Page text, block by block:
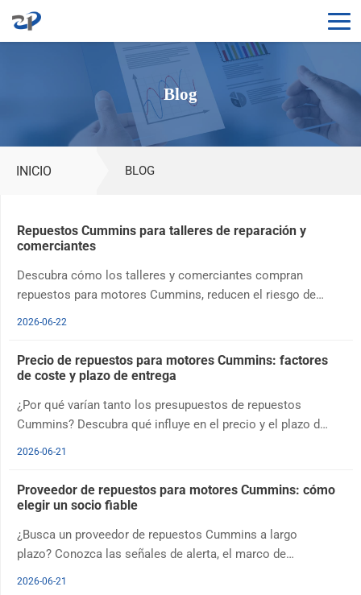
Blog
INICIO BLOG
Repuestos Cummins para talleres de reparación y
comerciantes
Descubra cómo los talleres y comerciantes compran
repuestos para motores Cummins, reducen el riesgo de
2026-06-22
Precio de repuestos para motores Cummins: factores
de coste y plazo de entrega
¿Por qué varían tanto los presupuestos de repuestos
Cummins? Descubra qué influye en el precio y el plazo de
2026-06-21
Proveedor de repuestos para motores Cummins: cómo
elegir un socio fiable
¿Busca un proveedor de repuestos Cummins a largo
plazo? Conozca las señales de alerta, el marco de
2026-06-21